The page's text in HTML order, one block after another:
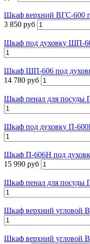
Шкаф верхний ВГС-600
3 850 руб
Шкаф под духовку ШП-
Шкаф ШП-606 под
14 780 руб
Шкаф пенал для посуды
Шкаф под духовку П-
Шкаф П-606Н под
15 990 руб
Шкаф пенал для посуды
Шкаф верхний угловой
Шкаф верхний угловой